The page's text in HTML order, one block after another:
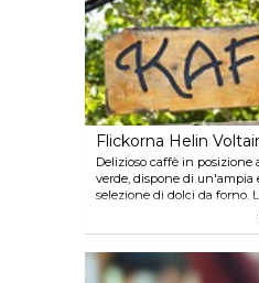
Flickorna Helin
Delizioso caffè in posizione
verde, dispone di un'ampia
selezione di dolci da forno.
ad un castello, si trova
Djurgården ed è il luogo
Museum e delle altre